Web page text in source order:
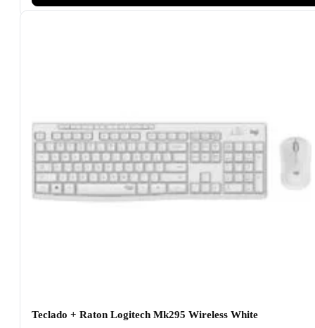
Teclado + Raton Logitech Mk295 Wireless White